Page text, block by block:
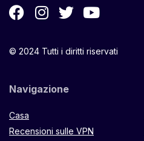
© 2024 Tutti i diritti riservati
Navigazione
Casa
Recensioni sulle VPN